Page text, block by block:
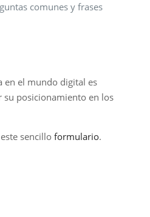
comunes y frases
en el mundo digital es
su posicionamiento en los
sencillo formulario.